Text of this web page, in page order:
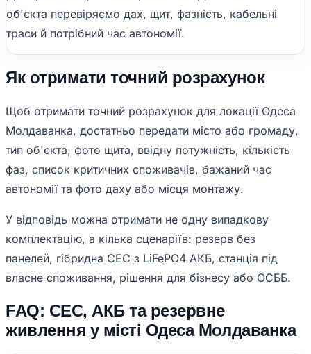
об'єкта перевіряємо дах, щит, фазність, кабельні
траси й потрібний час автономії.
Як отримати точний розрахунок
Щоб отримати точний розрахунок для локації Одеса
Молдаванка, достатньо передати місто або громаду,
тип об'єкта, фото щита, ввідну потужність, кількість
фаз, список критичних споживачів, бажаний час
автономії та фото даху або місця монтажу.
У відповідь можна отримати не одну випадкову
комплектацію, а кілька сценаріїв: резерв без
панелей, гібридна СЕС з LiFePO4 АКБ, станція під
власне споживання, рішення для бізнесу або ОСББ.
FAQ: СЕС, АКБ та резервне
живлення у місті Одеса Молдаванка